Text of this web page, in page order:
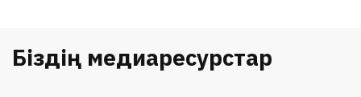
Біздің медиаресурстар